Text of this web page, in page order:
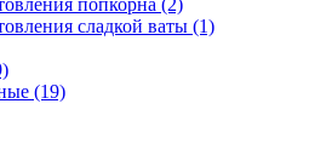
сладкой ваты (1)
(19)